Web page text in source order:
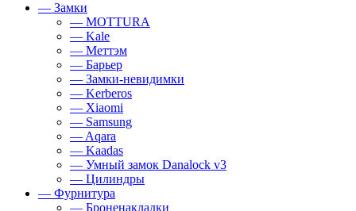
— Замки
— MOTTURA
— Kale
— Меттэм
— Барьер
— Замки-невидимки
— Kerberos
— Xiaomi
— Samsung
— Aqara
— Kaadas
— Умный замок Danalock v3
— Цилиндры
— Фурнитура
— Броненакладки